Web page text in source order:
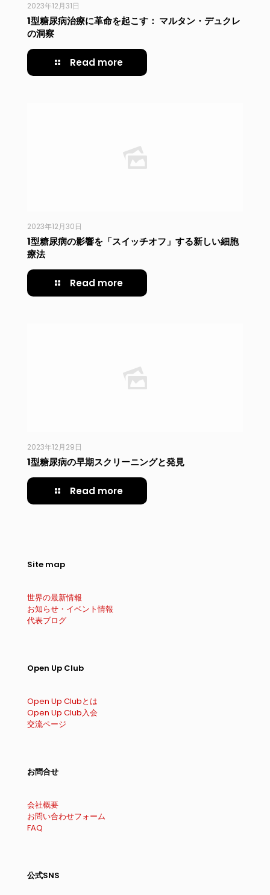
2023年12月31日
1型糖尿病治療に革命を起こす： マルタン・デュクレ
の洞察
Read more
2023年12月30日
1型糖尿病の影響を「スイッチオフ」する新しい細胞
療法
Read more
2023年12月29日
1型糖尿病の早期スクリーニングと発見
Read more
Site map
世界の最新情報
お知らせ・イベント情報
代表ブログ
Open Up Club
Open Up Clubとは
Open Up Club入会
交流ページ
お問合せ
会社概要
お問い合わせフォーム
FAQ
公式SNS